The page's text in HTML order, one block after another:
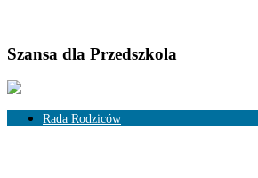
Szansa dla Przedszkola
Rada Rodziców